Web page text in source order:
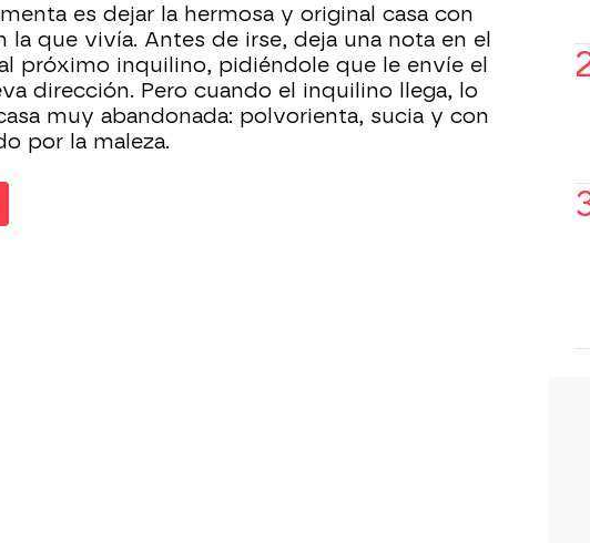
es dejar la hermosa y original casa con
la que vivía. Antes de irse, deja una nota en el
próximo inquilino, pidiéndole que le envíe el
dirección. Pero cuando el inquilino llega, lo
muy abandonada: polvorienta, sucia y con
por la maleza.